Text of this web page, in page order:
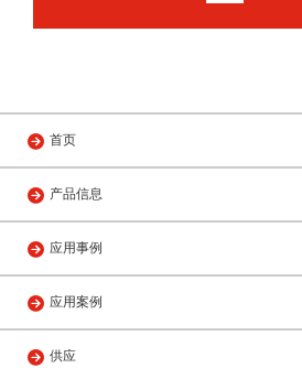
首页
产品信息
应用事例
应用案例
供应